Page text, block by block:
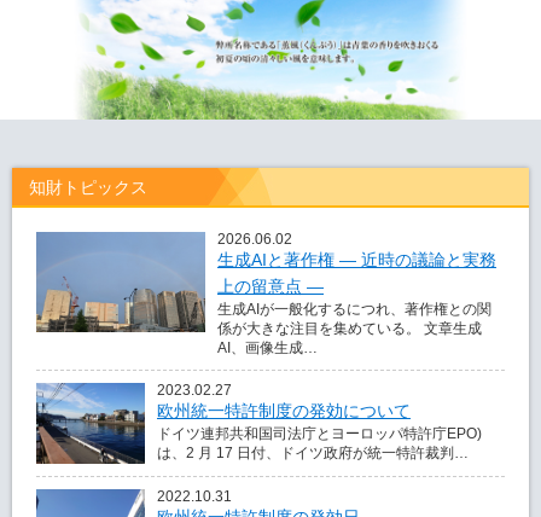
知財トピックス
2026.06.02
生成AIと著作権 ― 近時の議論と実務
上の留意点 ―
生成AIが一般化するにつれ、著作権との関
係が大きな注目を集めている。 文章生成
AI、画像生成…
2023.02.27
欧州統一特許制度の発効について
ドイツ連邦共和国司法庁とヨーロッパ特許庁EPO)
は、2 月 17 日付、ドイツ政府が統一特許裁判…
2022.10.31